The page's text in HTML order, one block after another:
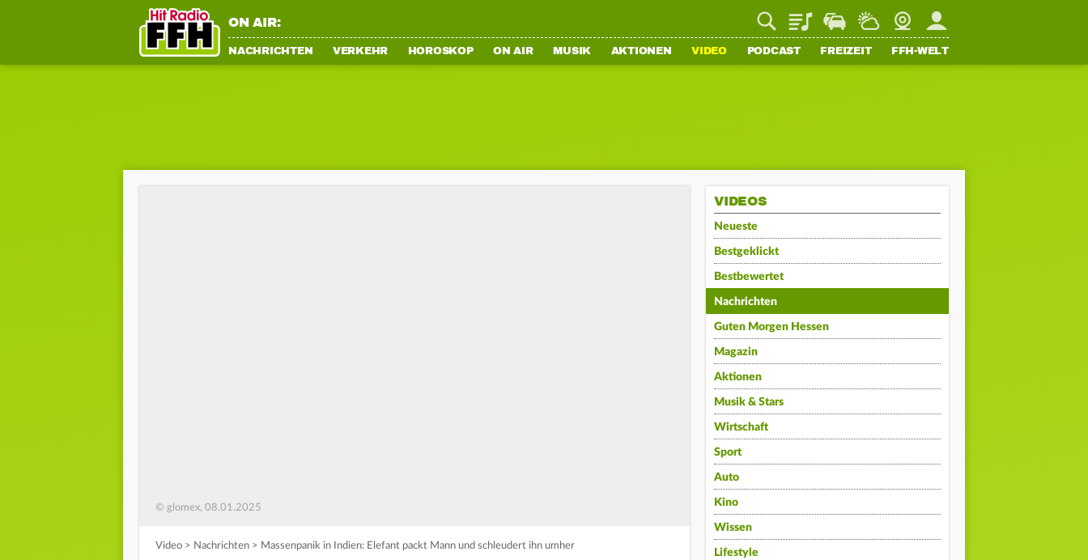
ON AIR: PlaylistStaupilotWetterWebcamMein FFH
NACHRICHTEN VERKEHR HOROSKOP ON AIR MUSIK AKTIONEN VIDEO PODCAST FREIZEIT FFH-WELT
© glomex, 08.01.2025
Video > Nachrichten > Massenpanik in Indien: Elefant packt Mann und schleudert ihn umher
VIDEOS
Neueste
Bestgeklickt
Bestbewertet
Nachrichten
Guten Morgen Hessen
Magazin
Aktionen
Musik & Stars
Wirtschaft
Sport
Auto
Kino
Wissen
Lifestyle